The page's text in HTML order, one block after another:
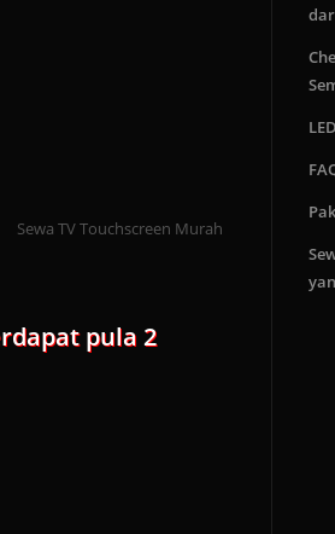
Sewa TV Touchscreen Murah
pula 2